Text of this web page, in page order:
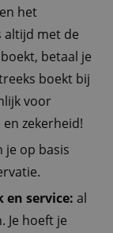
het
altijd met de
betaal je
boekt bij
voor
zekerheid!
je op basis
service: al
Je hoeft je